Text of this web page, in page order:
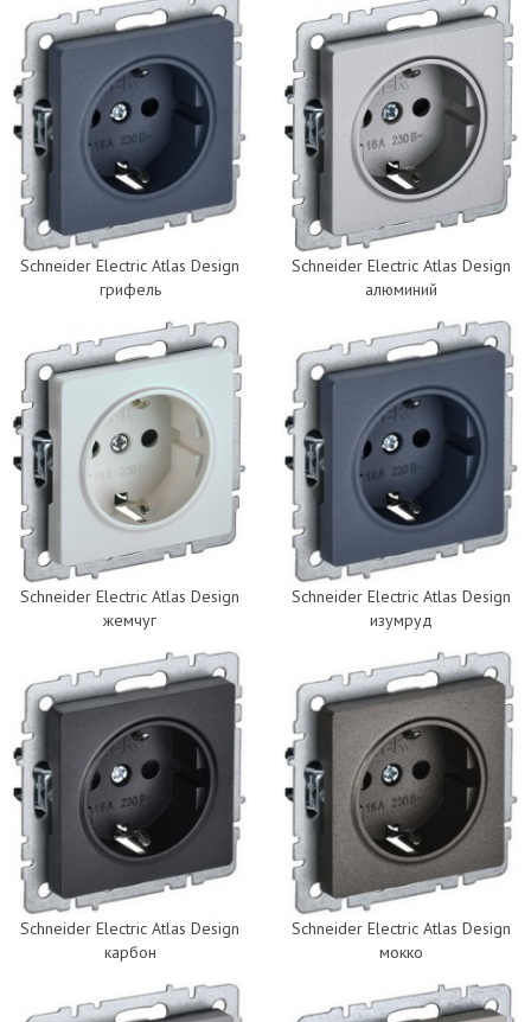
Schneider Electric Atlas Design
грифель
Schneider Electric Atlas Design
алюминий
Schneider Electric Atlas Design
жемчуг
Schneider Electric Atlas Design
изумруд
Schneider Electric Atlas Design
карбон
Schneider Electric Atlas Design
мокко